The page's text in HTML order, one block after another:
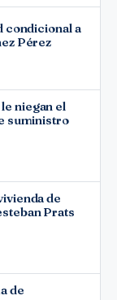
condicional a
Pérez
niegan el
suministro
de
Prats
de